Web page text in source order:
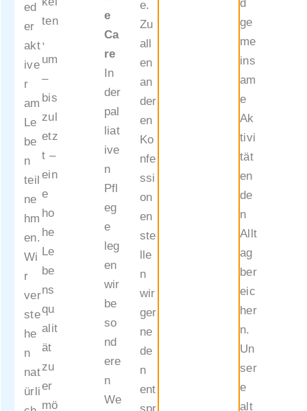
ed
er
akt
ive
r
am
Le
be
n
teil
ne
hm
en.
Wi
r
ver
ste
he
n
nat
ürli
ten
,
um
–
bis
zul
etz
t –
ein
e
ho
he
Le
be
ns
qu
alit
ät
zu
er
mö
e
Ca
re
In
der
pal
liat
ive
n
Pfl
eg
e
leg
en
wir
be
so
nd
ere
n
We
e.
Zu
all
en
an
der
en
Ko
nfe
ssi
on
en
ste
lle
n
wir
ger
ne
de
n
ent
d
ge
me
ins
am
e
Ak
tivi
tät
en
de
n
Allt
ag
ber
eic
her
n.
Un
ser
e
alt